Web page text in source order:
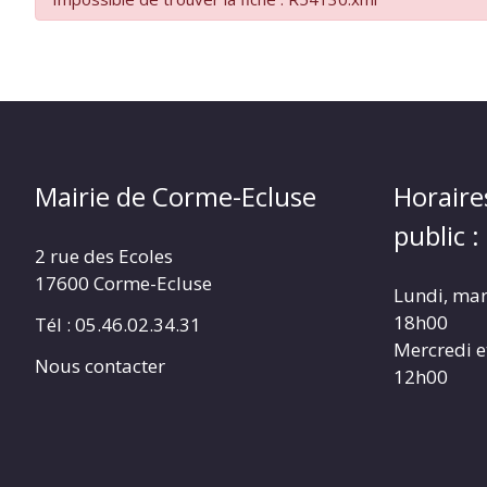
Mairie de Corme-Ecluse
2 rue des Ecoles
17600 Corme-Ecluse
Tél : 05.46.02.34.31
Nous contacter
public :
Lundi,
18h00
Mercredi
12h00